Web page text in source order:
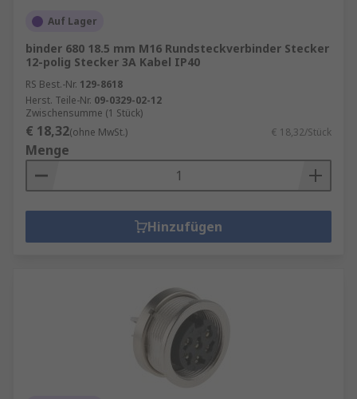
Auf Lager
binder 680 18.5 mm M16 Rundsteckverbinder Stecker
12-polig Stecker 3A Kabel IP40
RS Best.-Nr. 129-8618
Herst. Teile-Nr. 09-0329-02-12
Zwischensumme (1 Stück)
€ 18,32(ohne MwSt.) € 18,32/Stück
Menge
Hinzufügen